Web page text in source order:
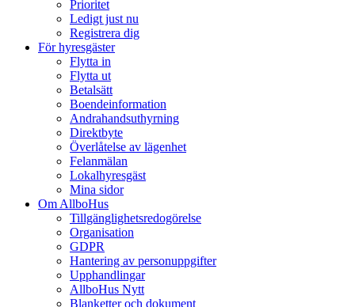
Prioritet
Ledigt just nu
Registrera dig
För hyresgäster
Flytta in
Flytta ut
Betalsätt
Boendeinformation
Andrahandsuthyrning
Direktbyte
Överlåtelse av lägenhet
Felanmälan
Lokalhyresgäst
Mina sidor
Om AllboHus
Tillgänglighetsredogörelse
Organisation
GDPR
Hantering av personuppgifter
Upphandlingar
AllboHus Nytt
Blanketter och dokument